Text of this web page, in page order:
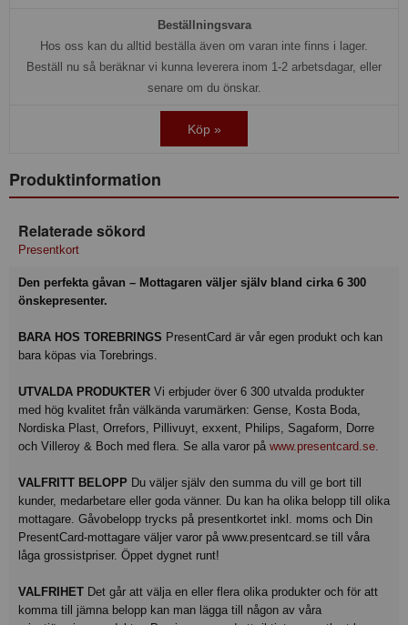
Beställningsvara
Hos oss kan du alltid beställa även om varan inte finns i lager.
Beställ nu så beräknar vi kunna leverera inom 1-2 arbetsdagar, eller
senare om du önskar.
Köp »
Produktinformation
Relaterade sökord
Presentkort
Den perfekta gåvan – Mottagaren väljer själv bland cirka 6 300
önskepresenter.
BARA HOS TOREBRINGS PresentCard är vår egen produkt och kan
bara köpas via Torebrings.
UTVALDA PRODUKTER Vi erbjuder över 6 300 utvalda produkter
med hög kvalitet från välkända varumärken: Gense, Kosta Boda,
Nordiska Plast, Orrefors, Pillivuyt, exxent, Philips, Sagaform, Dorre
och Villeroy & Boch med flera. Se alla varor på www.presentcard.se.
VALFRITT BELOPP Du väljer själv den summa du vill ge bort till
kunder, medarbetare eller goda vänner. Du kan ha olika belopp till olika
mottagare. Gåvobelopp trycks på presentkortet inkl. moms och Din
PresentCard-mottagare väljer varor på www.presentcard.se till våra
låga grossistpriser. Öppet dygnet runt!
VALFRIHET Det går att välja en eller flera olika produkter och för att
komma till jämna belopp kan man lägga till någon av våra